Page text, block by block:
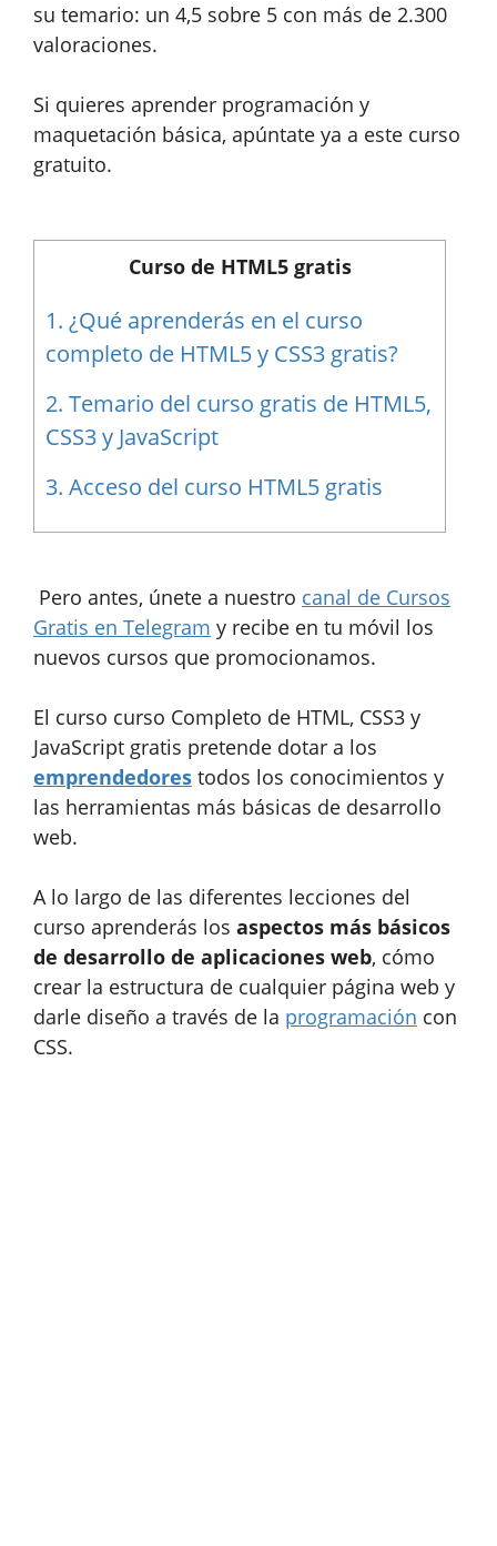
su temario: un 4,5 sobre 5 con más de 2.300
valoraciones.
Si quieres aprender programación y
maquetación básica, apúntate ya a este curso
gratuito.
Curso de HTML5 gratis
1. ¿Qué aprenderás en el curso
completo de HTML5 y CSS3 gratis?
2. Temario del curso gratis de HTML5,
CSS3 y JavaScript
3. Acceso del curso HTML5 gratis
Pero antes, únete a nuestro canal de Cursos
Gratis en Telegram y recibe en tu móvil los
nuevos cursos que promocionamos.
El curso curso Completo de HTML, CSS3 y
JavaScript gratis pretende dotar a los
emprendedores todos los conocimientos y
las herramientas más básicas de desarrollo
web.
A lo largo de las diferentes lecciones del
curso aprenderás los aspectos más básicos
de desarrollo de aplicaciones web, cómo
crear la estructura de cualquier página web y
darle diseño a través de la programación con
CSS.